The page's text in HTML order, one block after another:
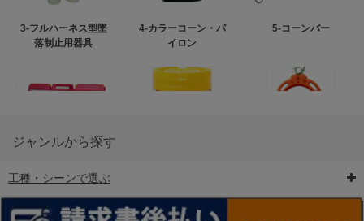
3-フルハーネス型墜
落制止用器具
4-カラーコーン・パ
イロン
5-コーンバー
6-矢印板/LED矢印板
ンス
ジャンルから探す
工種・シーンで選ぶ